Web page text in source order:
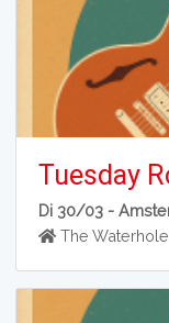
Tuesday
Di 30/03 -
The Waterhole